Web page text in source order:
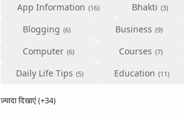
App Information
Bhakti
Blogging
Business
Computer
Courses
Daily Life Tips
Education
ज़्यादा दिखाएं (+34)